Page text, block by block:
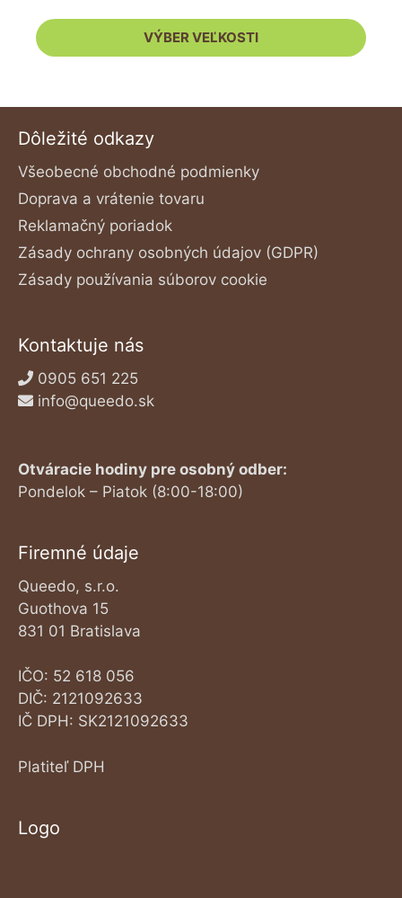
VÝBER VEĽKOSTI
stránke
Dôležité odkazy
Všeobecné obchodné podmienky
Doprava a vrátenie tovaru
Reklamačný poriadok
Zásady ochrany osobných údajov (GDPR)
Zásady používania súborov cookie
Kontaktuje nás
0905 651 225
info@queedo.sk
Otváracie hodiny pre osobný odber:
Pondelok – Piatok (8:00-18:00)
Firemné údaje
Queedo, s.r.o.
Guothova 15
831 01 Bratislava
IČO: 52 618 056
DIČ: 2121092633
IČ DPH: SK2121092633
Platiteľ DPH
Logo